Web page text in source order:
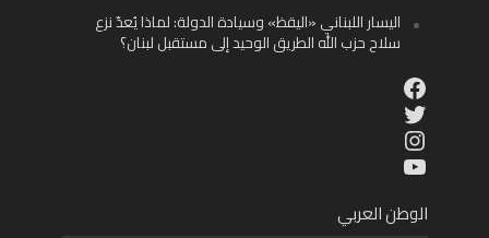
اليسار اللبناني «اليقظ» وسيادة الدولة: لماذا يُعدّ نزع
سلاح حزب الله الطريق الوحيد إلى مستقبل لبنان؟
Facebook
Twitter
Instagram
YouTube
الوطن العربي